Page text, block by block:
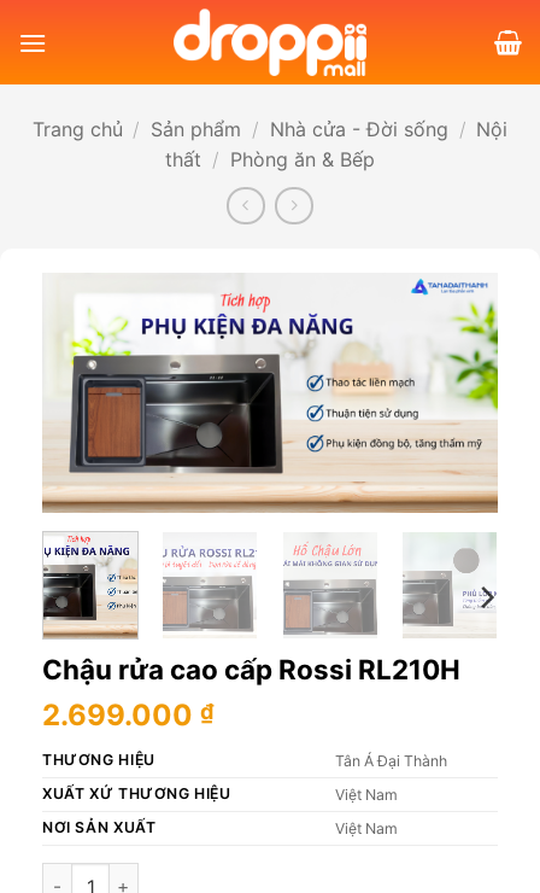
qua
Trang chủ / Sản phẩm / Nhà cửa - Đời sống / Nội
thất / Phòng ăn & Bếp
Chậu rửa cao cấp Rossi RL210H
2.699.000 ₫
THƯƠNG HIỆU
Tân Á Đại Thành
XUẤT XỨ THƯƠNG HIỆU
Việt Nam
NƠI SẢN XUẤT
Việt Nam
Chậu rửa cao cấp Rossi RL210H số lượng